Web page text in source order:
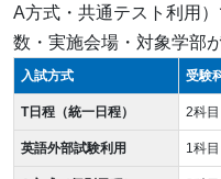
A方式・共通テスト利用
数・実施会場・対象学部
入試方式 受験
T日程（統一日程） 2科目
英語外部試験利用 1科目